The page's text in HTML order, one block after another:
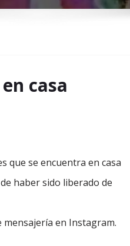
casa
que se encuentra en casa
haber sido liberado de
mensajería en Instagram.